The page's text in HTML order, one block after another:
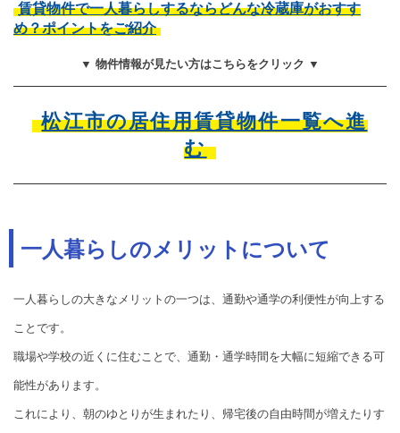
賃貸物件で一人暮らしするならどんな冷蔵庫がおすす
め？ポイントをご紹介
▼ 物件情報が見たい方はこちらをクリック ▼
松江市の居住用賃貸物件一覧へ進
む
一人暮らしのメリットについて
一人暮らしの大きなメリットの一つは、通勤や通学の利便性が向上する
ことです。
職場や学校の近くに住むことで、通勤・通学時間を大幅に短縮できる可
能性があります。
これにより、朝のゆとりが生まれたり、帰宅後の自由時間が増えたりす